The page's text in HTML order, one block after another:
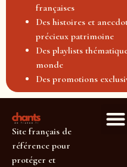
françaises
Des histoires et
précieux patrimoine
Des playlists
monde
Des promotions
Site français de
référence pour
protéger et